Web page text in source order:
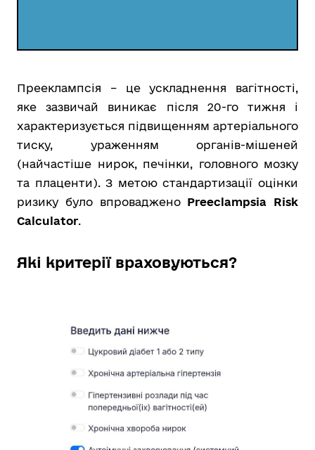
Прееклампсія – це ускладнення вагітності,
яке зазвичай виникає після 20-го тижня і
характеризується підвищенням артеріального
тиску, ураженням органів-мішеней
(найчастіше нирок, печінки, головного мозку
та плаценти). З метою стандартизації оцінки
ризику було впроваджено Preeclampsia Risk
Calculator.
Які критерії враховуються?